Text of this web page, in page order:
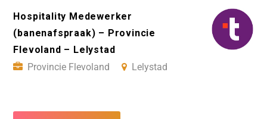
Hospitality Medewerker
(banenafspraak) – Provincie
Flevoland – Lelystad
Provincie Flevoland
Lelystad